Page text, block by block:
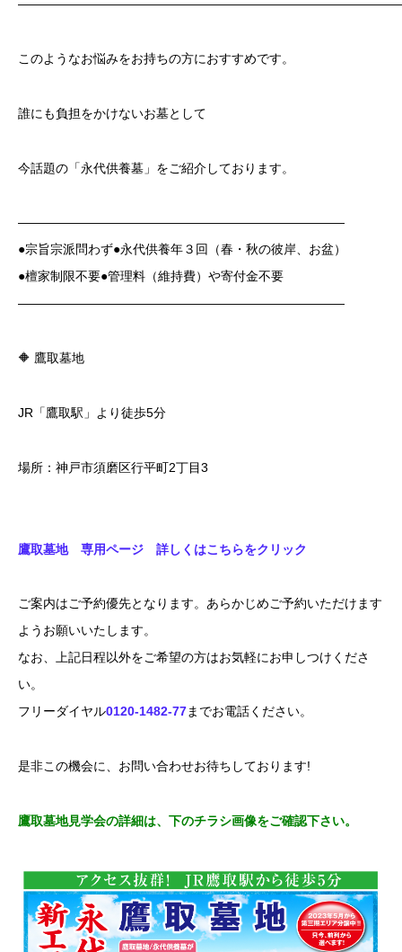
このようなお悩みをお持ちの方におすすめです。
誰にも負担をかけないお墓として
今話題の「永代供養墓」をご紹介しております。
——————————————————————————
●宗旨宗派問わず●永代供養年３回（春・秋の彼岸、お盆）
●檀家制限不要●管理料（維持費）や寄付金不要
——————————————————————————
🔶 鷹取墓地
JR「鷹取駅」より徒歩5分
場所：神戸市須磨区行平町2丁目3
鷹取墓地 専用ページ 詳しくはこちらをクリック
ご案内はご予約優先となります。あらかじめご予約いただけます
ようお願いいたします。
なお、上記日程以外をご希望の方はお気軽にお申しつけくださ
い。
フリーダイヤル0120-1482-77までお電話ください。
是非この機会に、お問い合わせお待ちしております!
鷹取墓地見学会の詳細は、下のチラシ画像をご確認下さい。